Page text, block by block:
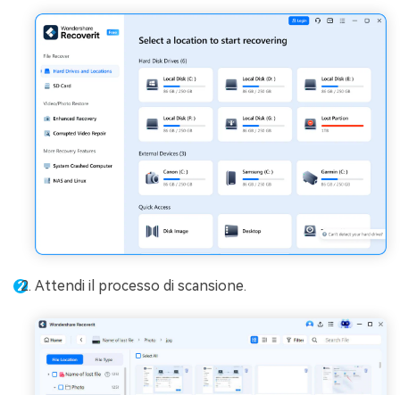
Attendi il processo di scansione.